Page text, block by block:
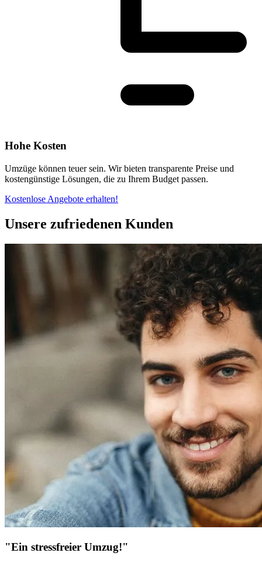
Hohe Kosten
Umzüge können teuer sein. Wir bieten transparente Preise und
kostengünstige Lösungen, die zu Ihrem Budget passen.
Kostenlose Angebote erhalten!
Unsere zufriedenen Kunden
"Ein stressfreier Umzug!"